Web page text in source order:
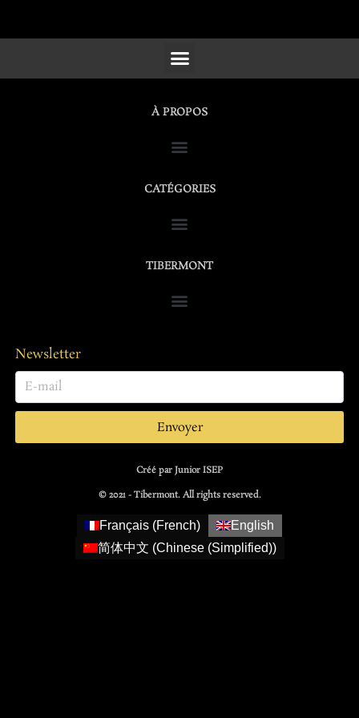
À PROPOS
CATÉGORIES
TIBERMONT
Newsletter
Envoyer
Créé par Junior ISEP
© 2021 - Tibermont. All rights reserved.
Français (French)
English
简体中文 (Chinese (Simplified))